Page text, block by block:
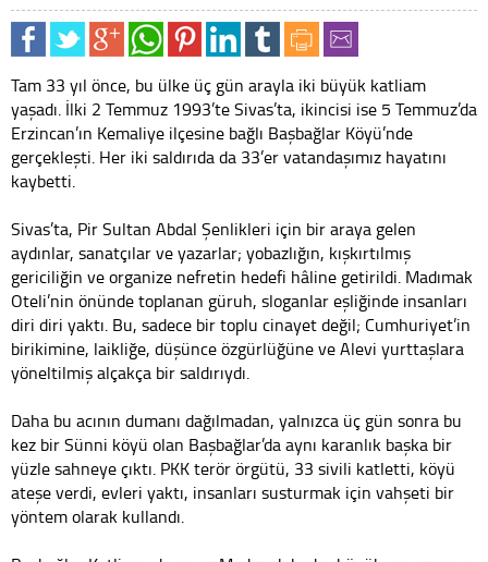
Tam 33 yıl önce, bu ülke üç gün arayla iki büyük katliam
yaşadı. İlki 2 Temmuz 1993’te Sivas’ta, ikincisi ise 5 Temmuz’da
Erzincan’ın Kemaliye ilçesine bağlı Başbağlar Köyü’nde
gerçekleşti. Her iki saldırıda da 33’er vatandaşımız hayatını
kaybetti.
Sivas’ta, Pir Sultan Abdal Şenlikleri için bir araya gelen
aydınlar, sanatçılar ve yazarlar; yobazlığın, kışkırtılmış
gericiliğin ve organize nefretin hedefi hâline getirildi. Madımak
Oteli’nin önünde toplanan güruh, sloganlar eşliğinde insanları
diri diri yaktı. Bu, sadece bir toplu cinayet değil; Cumhuriyet’in
birikimine, laikliğe, düşünce özgürlüğüne ve Alevi yurttaşlara
yöneltilmiş alçakça bir saldırıydı.
Daha bu acının dumanı dağılmadan, yalnızca üç gün sonra bu
kez bir Sünni köyü olan Başbağlar’da aynı karanlık başka bir
yüzle sahneye çıktı. PKK terör örgütü, 33 sivili katletti, köyü
ateşe verdi, evleri yaktı, insanları susturmak için vahşeti bir
yöntem olarak kullandı.